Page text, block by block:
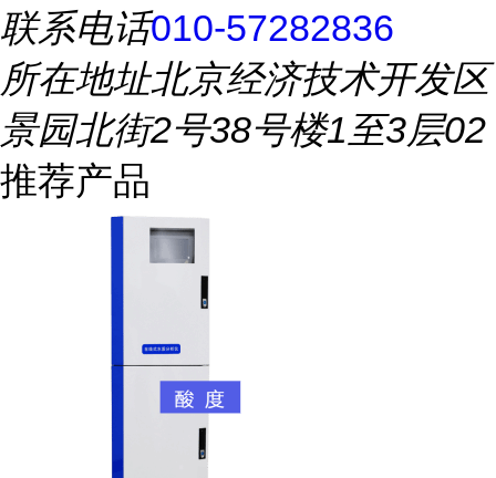
联系电话010-57282836
所在地址北京经济技术开发区
景园北街2号38号楼1至3层02
推荐产品